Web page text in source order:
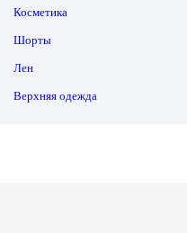
Косметика
Шорты
Лен
Верхняя одежда